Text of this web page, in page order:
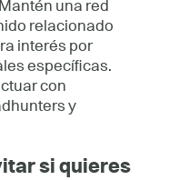
una red
relacionado
interés por
específicas.
con
y
si quieres